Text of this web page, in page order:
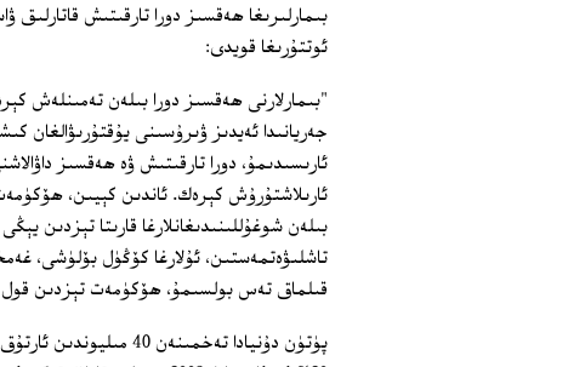
بىمارلىرىغا ھەقسىز دورا تارقىتىش قاتارلىق
ئوتتۇرىغا قويدى:
"بىمارلارنى ھەقسىز دورا بىلەن تەمىنلەش
جەريانىدا ئەيدىز ۋىرۇسىنى
ئارىسىدىمۇ، دورا تارقىتىش ۋە ھەقسىز
ئارىلاشتۇرۇش كېرەك. ئاندىن كېيىن،
بىلەن شوغۇللىنىدىغانلارغا قارىتا تېزدىن
تاشلىۋەتمەستىن، ئۇلارغا كۆڭۈل بۆلۈشى،
قىلماق تەس بولسىمۇ، ھۆكۈمەت تېزدىن
پۈتۈن دۇنيادا